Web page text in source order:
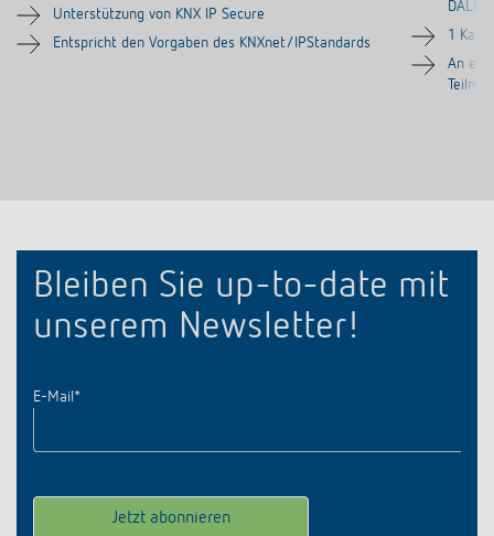
Unterstützung von KNX IP Secure
Entspricht den Vorgaben des KNXnet/IPStandards
DALI-
1
An
Bleiben Sie up-to-date mit
unserem Newsletter!
E-Mail *